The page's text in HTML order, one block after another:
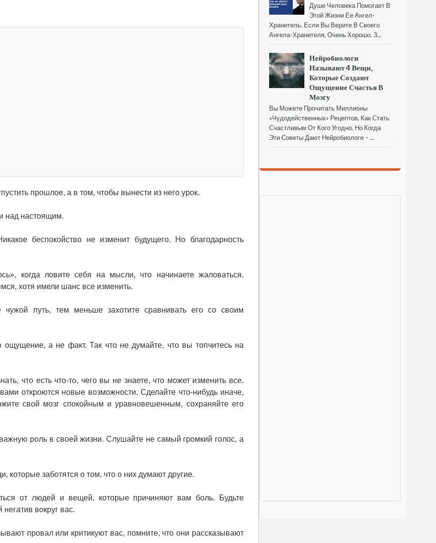
прошлое, а в том, чтобы вынести из него урок.
над настоящим.
беспокойство не изменит будущего. Но благодарность
когда ловите себя на мысли, что начинаете жаловаться.
хотя имели шанс все изменить.
путь, тем меньше захотите сравнивать его со своим
а не факт. Так что не думайте, что вы топчитесь на
что есть что-то, чего вы не знаете, что может изменить все.
откроются новые возможности. Сделайте что-нибудь иначе,
свой мозг спокойным и уравновешенным, сохраняйте его
роль в своей жизни. Слушайте не самый громкий голос, а
заботятся о том, что о них думают другие.
от людей и вещей, которые причиняют вам боль. Будьте
вокруг вас.
провал или критикуют вас, помните, что они рассказывают
Душе Человека Помогает В
Этой Жизни Ее Ангел-
Хранитель. Если Вы Верите В Своего
Ангела-Хранителя, Очень Хорошо. З...
Нейробиологи
Называют 4 Вещи,
Которые Создают
Ощущение Счастья В
Мозгу
Вы Можете Прочитать Миллионы
«чудодейственных» Рецептов, Как Стать
Счастливым От Кого Угодно. Но Когда
Эти Советы Дают Нейробиологи – ...